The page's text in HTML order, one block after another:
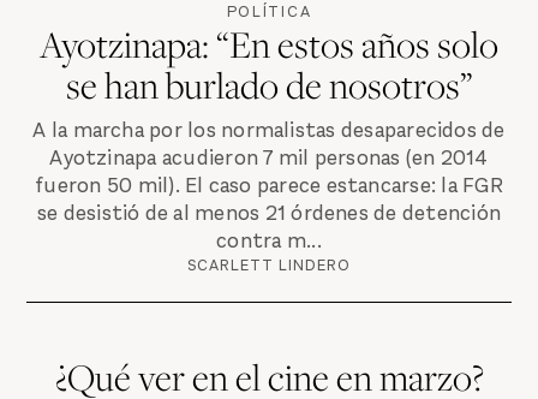
POLÍTICA
Ayotzinapa: “En estos años solo
se han burlado de nosotros”
A la marcha por los normalistas desaparecidos de
Ayotzinapa acudieron 7 mil personas (en 2014
fueron 50 mil). El caso parece estancarse: la FGR
se desistió de al menos 21 órdenes de detención
contra m...
SCARLETT LINDERO
¿Qué ver en el cine en marzo?